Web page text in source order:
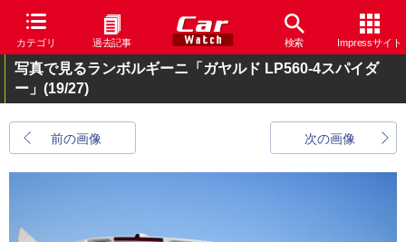
カテゴリ 過去記事 検索 Impressサイト
写真で見るランボルギーニ「ガヤルド LP560-4スパイダ
ー」 (19/27)
前の画像 次の画像